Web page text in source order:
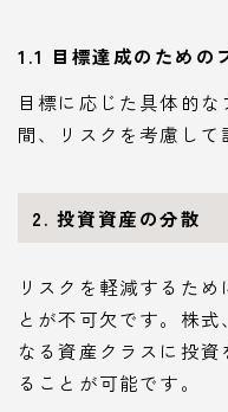
1.1 目標達成のための
目標に応じた具体的
間、リスクを考慮して
2. 投資資産の分散
リスクを軽減するた
とが不可欠です。株
なる資産クラスに投
ることが可能です。